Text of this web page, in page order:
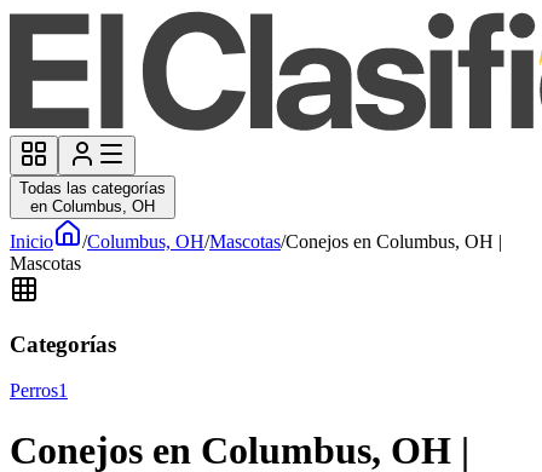
Todas las categorías
en Columbus, OH
Inicio /Columbus, OH/Mascotas/Conejos en Columbus, OH |
Mascotas
Categorías
Perros1
Conejos en Columbus, OH |